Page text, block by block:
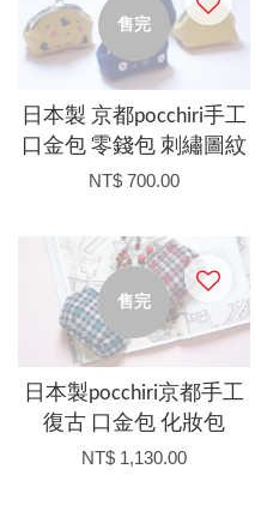
售完
日本製 京都pocchiri手工
口金包 零錢包 刺繡圖紋
NT$ 700.00
售完
日本製pocchiri京都手工
復古 口金包 化妝包
NT$ 1,130.00